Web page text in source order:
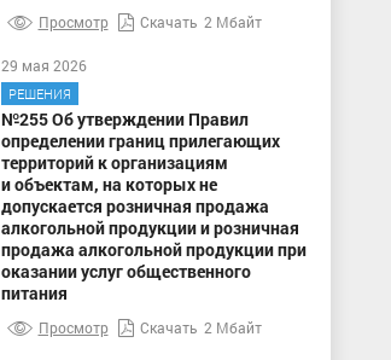
Просмотр Скачать 2 Мбайт
29 мая 2026
РЕШЕНИЯ
№255 Об утверждении Правил
определении границ прилегающих
территорий к организациям
и объектам, на которых не
допускается розничная продажа
алкогольной продукции и розничная
продажа алкогольной продукции при
оказании услуг общественного
питания
Просмотр Скачать 2 Мбайт